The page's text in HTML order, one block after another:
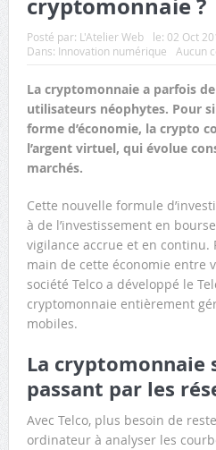
cryptomonnaie ?
Posté par: L'Atelier Web le: 02 Oct
Dans: Innovation numérique Aucun
La cryptomonnaie a parfois
utilisateurs néophytes. Pour
forme d’économie, la crypto
l’argent virtuel, qui évolue
marchés.
Cette nouvelle formule
à de l’investissement en
vigilance accrue et en
main de cette économie entre
société Telco a développé le
cryptomonnaie entièrement
mobiles.
La cryptomonnaie
passant par les
Avec Telco, plus besoin de
ordinateur à analyser les